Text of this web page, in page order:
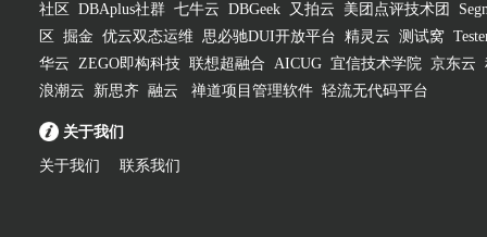
社区
DBAplus社群 七牛云 DBGeek 又拍云 美团点评技术团
区
掘金 优云双态运维 思必驰DUI开放平台 精灵云 测试窝
华云 ZEGO即构科技 联想超融合 AICUG 宜信技术学院 京东云
浪潮云
新思齐 融云 禅道项目管理软件 轻流无代码平台
关于我们
关于我们 联系我们